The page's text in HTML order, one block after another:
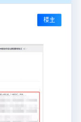
楼主